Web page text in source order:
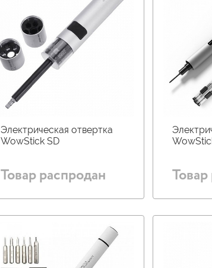
Электрическая отвертка
WowStick SD
Товар распродан Товар